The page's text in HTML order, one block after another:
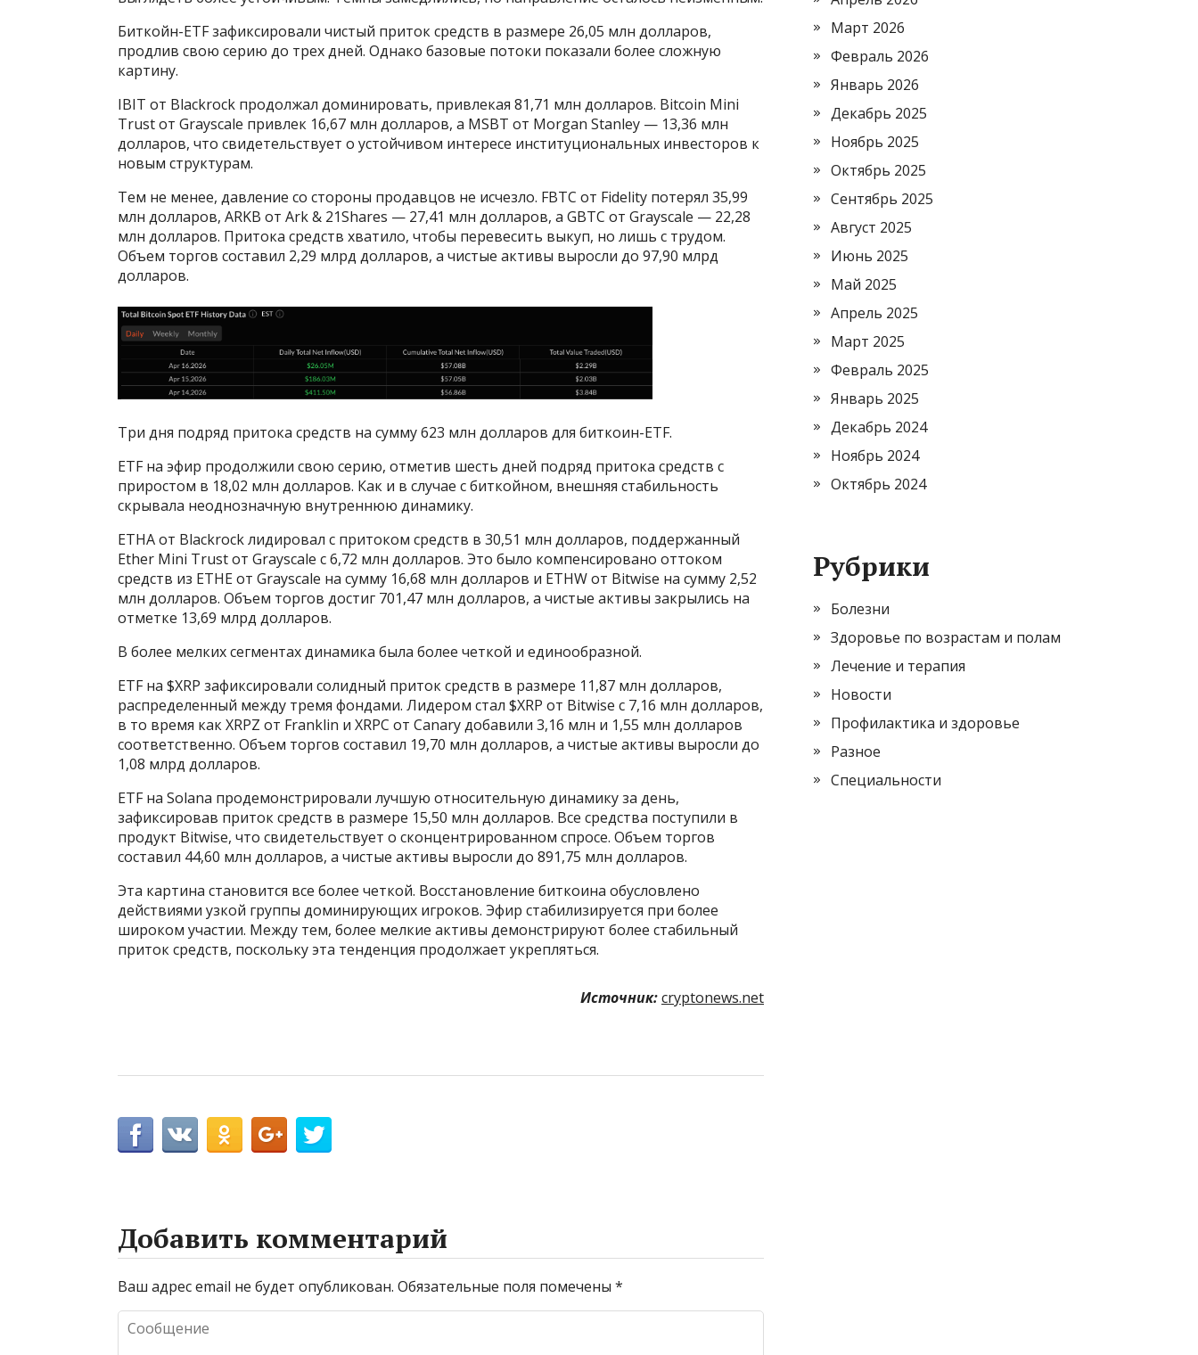
Биткойн-ETF зафиксировали чистый приток средств в размере 26,05 млн долларов,
продлив свою серию до трех дней. Однако базовые потоки показали более сложную
картину.
IBIT от Blackrock продолжал доминировать, привлекая 81,71 млн долларов. Bitcoin Mini
Trust от Grayscale привлек 16,67 млн долларов, а MSBT от Morgan Stanley — 13,36 млн
долларов, что свидетельствует о устойчивом интересе институциональных инвесторов к
новым структурам.
Тем не менее, давление со стороны продавцов не исчезло. FBTC от Fidelity потерял 35,99
млн долларов, ARKB от Ark & 21Shares — 27,41 млн долларов, а GBTC от Grayscale — 22,28
млн долларов. Притока средств хватило, чтобы перевесить выкуп, но лишь с трудом.
Объем торгов составил 2,29 млрд долларов, а чистые активы выросли до 97,90 млрд
долларов.
Три дня подряд притока средств на сумму 623 млн долларов для биткоин-ETF.
ETF на эфир продолжили свою серию, отметив шесть дней подряд притока средств с
приростом в 18,02 млн долларов. Как и в случае с биткойном, внешняя стабильность
скрывала неоднозначную внутреннюю динамику.
ETHA от Blackrock лидировал с притоком средств в 30,51 млн долларов, поддержанный
Ether Mini Trust от Grayscale с 6,72 млн долларов. Это было компенсировано оттоком
средств из ETHE от Grayscale на сумму 16,68 млн долларов и ETHW от Bitwise на сумму 2,52
млн долларов. Объем торгов достиг 701,47 млн долларов, а чистые активы закрылись на
отметке 13,69 млрд долларов.
В более мелких сегментах динамика была более четкой и единообразной.
ETF на $XRP зафиксировали солидный приток средств в размере 11,87 млн долларов,
распределенный между тремя фондами. Лидером стал $XRP от Bitwise с 7,16 млн долларов,
в то время как XRPZ от Franklin и XRPC от Canary добавили 3,16 млн и 1,55 млн долларов
соответственно. Объем торгов составил 19,70 млн долларов, а чистые активы выросли до
1,08 млрд долларов.
ETF на Solana продемонстрировали лучшую относительную динамику за день,
зафиксировав приток средств в размере 15,50 млн долларов. Все средства поступили в
продукт Bitwise, что свидетельствует о сконцентрированном спросе. Объем торгов
составил 44,60 млн долларов, а чистые активы выросли до 891,75 млн долларов.
Эта картина становится все более четкой. Восстановление биткоина обусловлено
действиями узкой группы доминирующих игроков. Эфир стабилизируется при более
широком участии. Между тем, более мелкие активы демонстрируют более стабильный
приток средств, поскольку эта тенденция продолжает укрепляться.
Источник:cryptonews.net
Добавить комментарий
Ваш адрес email не будет опубликован. Обязательные поля помечены *
Март 2026
Февраль 2026
Январь 2026
Декабрь 2025
Ноябрь 2025
Октябрь 2025
Сентябрь 2025
Август 2025
Июнь 2025
Май 2025
Апрель 2025
Март 2025
Февраль 2025
Январь 2025
Декабрь 2024
Ноябрь 2024
Октябрь 2024
Рубрики
Болезни
Здоровье по возрастам и полам
Лечение и терапия
Новости
Профилактика и здоровье
Разное
Специальности